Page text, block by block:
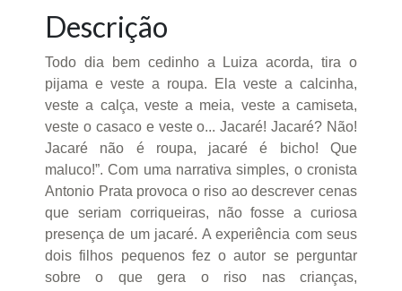
Descrição
Todo dia bem cedinho a Luiza acorda, tira o
pijama e veste a roupa. Ela veste a calcinha,
veste a calça, veste a meia, veste a camiseta,
veste o casaco e veste o... Jacaré! Jacaré? Não!
Jacaré não é roupa, jacaré é bicho! Que
maluco!”. Com uma narrativa simples, o cronista
Antonio Prata provoca o riso ao descrever cenas
que seriam corriqueiras, não fosse a curiosa
presença de um jacaré. A experiência com seus
dois filhos pequenos fez o autor se perguntar
sobre o que gera o riso nas crianças,